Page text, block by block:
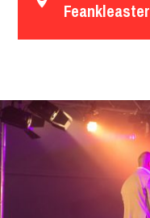
Feankleaster